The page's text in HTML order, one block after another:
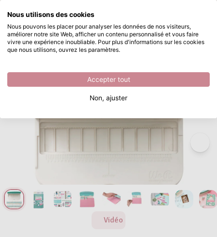
Passer au contenu principal
Disponible immédiatement We R Makers • Word Punch Board Capital Letters
/ We R Makers / We R Makers • Word Punch Board Capital Letters
Vidéo
Que recherchez-vous ?
Nous utilisons des cookies
Nous pouvons les placer pour analyser les données de nos visiteurs,
améliorer notre site Web, afficher un contenu personnalisé et vous faire
vivre une expérience inoubliable. Pour plus d'informations sur les cookies
que nous utilisons, ouvrez les paramètres.
Accepter tout
Non, ajuster